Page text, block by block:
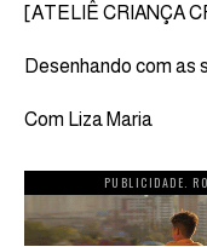
[ATELIÊ CRIANÇA
Desenhando com as
Com Liza Maria
PUBLICIDADE.